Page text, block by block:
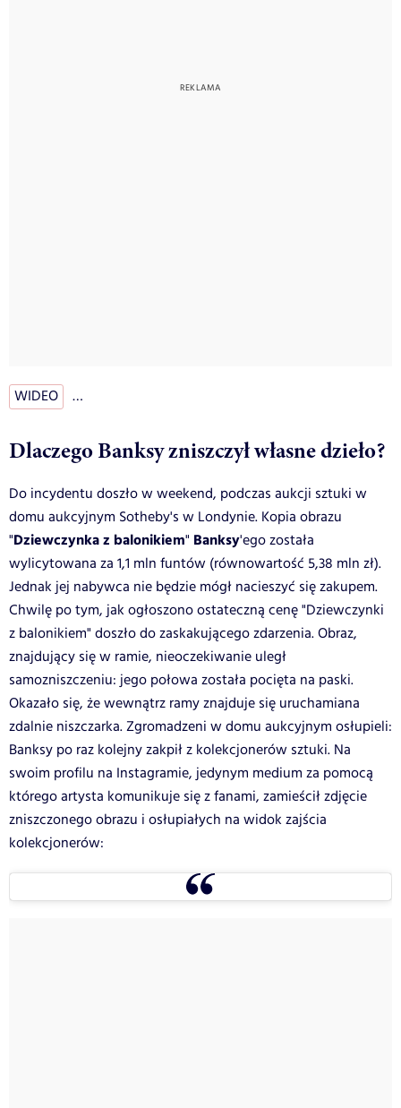
WIDEO …
Dlaczego Banksy zniszczył własne dzieło?
Do incydentu doszło w weekend, podczas aukcji sztuki w
domu aukcyjnym Sotheby's w Londynie. Kopia obrazu
"Dziewczynka z balonikiem" Banksy'ego została
wylicytowana za 1,1 mln funtów (równowartość 5,38 mln zł).
Jednak jej nabywca nie będzie mógł nacieszyć się zakupem.
Chwilę po tym, jak ogłoszono ostateczną cenę "Dziewczynki
z balonikiem" doszło do zaskakującego zdarzenia. Obraz,
znajdujący się w ramie, nieoczekiwanie uległ
samozniszczeniu: jego połowa została pocięta na paski.
Okazało się, że wewnątrz ramy znajduje się uruchamiana
zdalnie niszczarka. Zgromadzeni w domu aukcyjnym osłupieli:
Banksy po raz kolejny zakpił z kolekcjonerów sztuki. Na
swoim profilu na Instagramie, jedynym medium za pomocą
którego artysta komunikuje się z fanami, zamieścił zdjęcie
zniszczonego obrazu i osłupiałych na widok zajścia
kolekcjonerów: